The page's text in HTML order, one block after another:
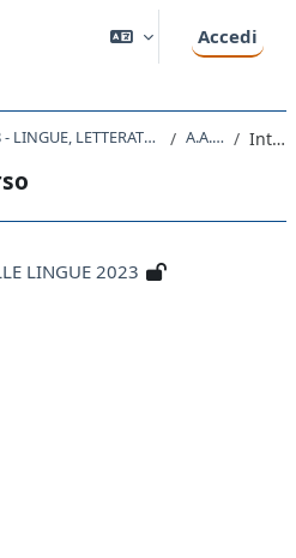
Accedi
LE68 - LINGUE, LETTERATURE STRANIERE E TURISMO CULTURALE A.A. 2023 - 2024 Introduzione
LINGUE 2023